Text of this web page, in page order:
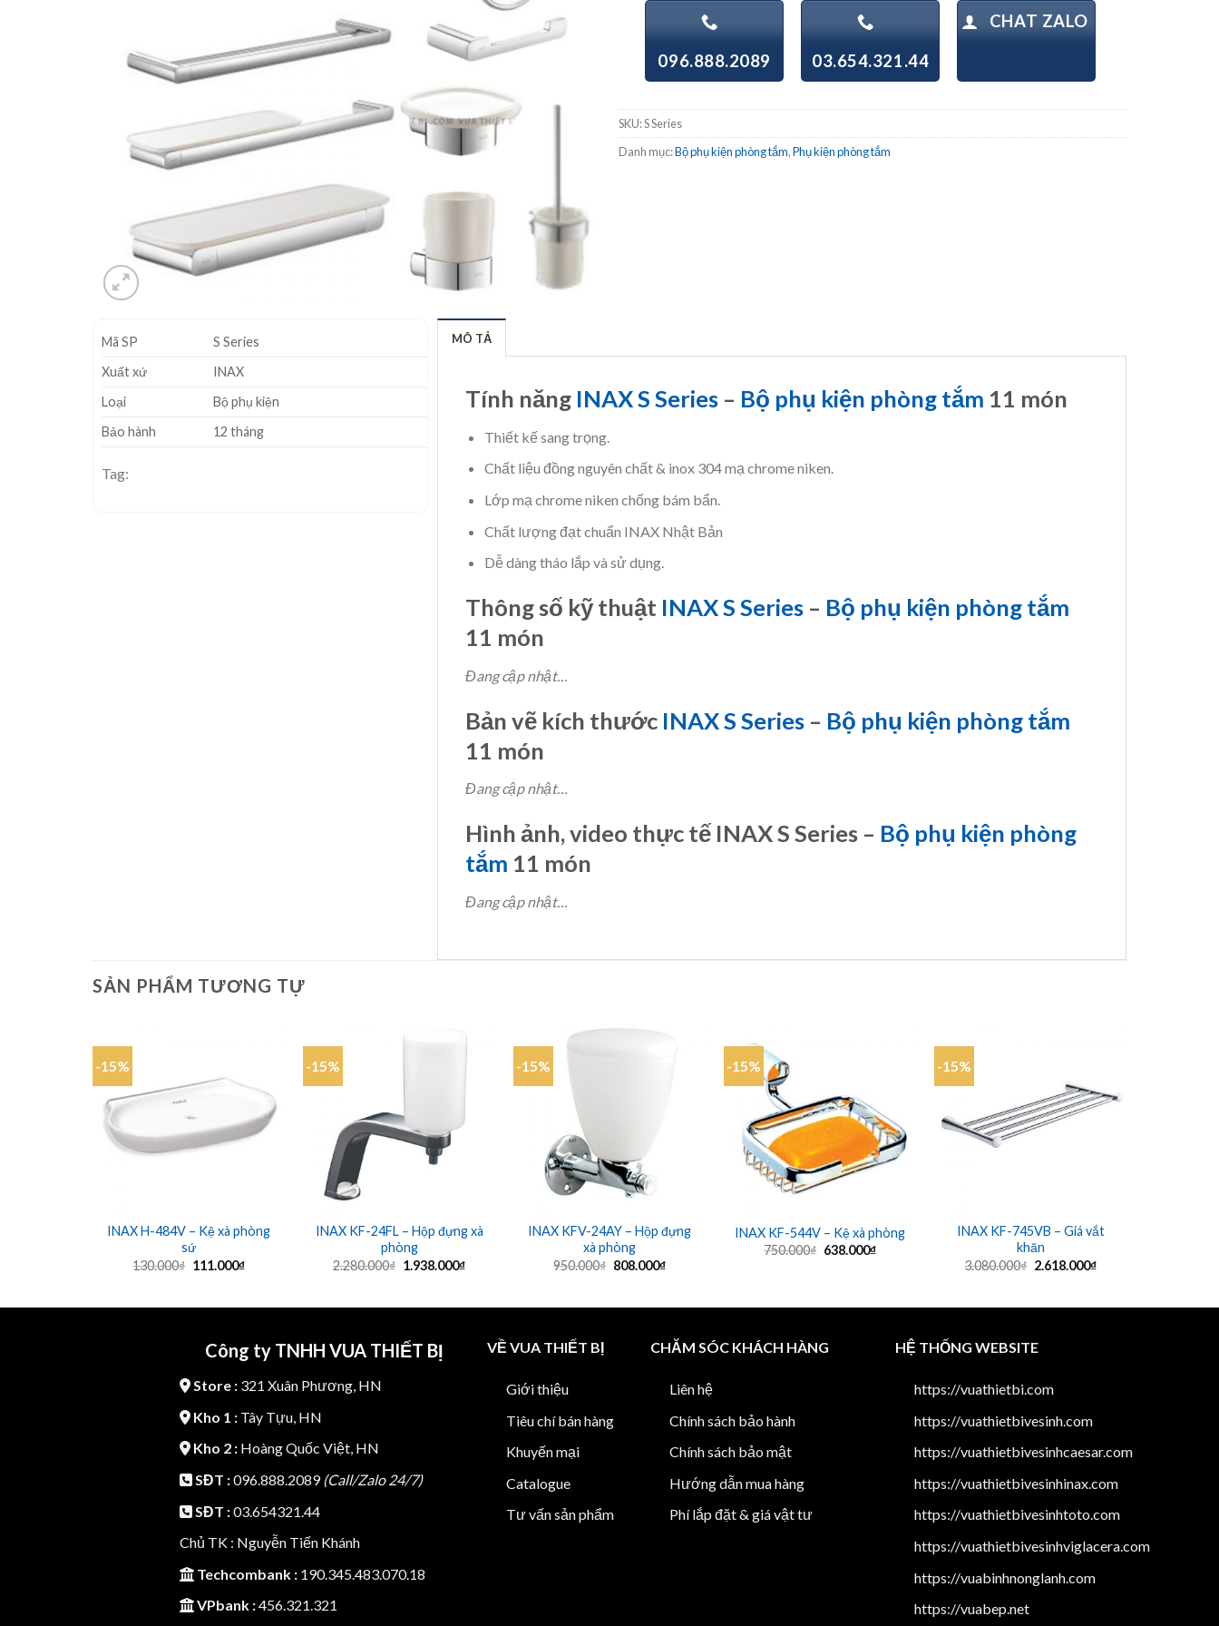
096.888.2089 03.654.321.44
CHAT ZALO
SKU:S Series
Danh mục:Bộ phụ kiện phòng tắm,Phụ kiện phòng tắm
Mã SP
S Series
Xuất xứ
INAX
Loại
Bộ phụ kiện
Bảo hành
12 tháng
Tag:
MÔ TẢ
Tính năng INAX S Series – Bộ phụ kiện phòng tắm 11 món
Thiết kế sang trọng.
Chất liệu đồng nguyên chất & inox 304 mạ chrome niken.
Lớp mạ chrome niken chống bám bẩn.
Chất lượng đạt chuẩn INAX Nhật Bản
Dễ dàng tháo lắp và sử dụng.
Thông số kỹ thuật INAX S Series – Bộ phụ kiện phòng tắm
11 món
Đang cập nhật…
Bản vẽ kích thước INAX S Series – Bộ phụ kiện phòng tắm
11 món
Đang cập nhật…
Hình ảnh, video thực tế INAX S Series – Bộ phụ kiện phòng
tắm 11 món
Đang cập nhật…
SẢN PHẨM TƯƠNG TỰ
-15%
wishlist
INAX H-484V – Kệ xà phòng
sứ
130.000₫ Giá
111.000₫Giá
-15%
INAX KF-24FL – Hộp đựng xà
phòng
2.280.000₫ Giá
1.938.000₫Giá
-15%
INAX KFV-24AY – Hộp đựng
xà phòng
950.000₫ Giá
808.000₫Giá
-15%
wishlist
INAX KF-544V – Kệ xà phòng
750.000₫ Giá
638.000₫Giá
-15%
Add to
wishlist
INAX KF-745VB – Giá vắt
khăn
3.080.000₫ Giá
2.618.000₫Giá
Công ty TNHH VUA THIẾT BỊ
Store :321 Xuân Phương, HN
Kho 1 :Tây Tựu, HN
Kho 2 :Hoàng Quốc Việt, HN
SĐT :096.888.2089 (Call/Zalo 24/7)
SĐT :03.654321.44
Chủ TK : Nguyễn Tiến Khánh
Techcombank :190.345.483.070.18
VPbank :456.321.321
VỀ VUA THIẾT BỊ
Giới thiệu
Tiêu chí bán hàng
Khuyến mại
Catalogue
Tư vấn sản phẩm
CHĂM SÓC KHÁCH HÀNG
Liên hệ
Chính sách bảo hành
Chính sách bảo mật
Hướng dẫn mua hàng
Phí lắp đặt & giá vật tư
HỆ THỐNG WEBSITE
https://vuathietbi.com
https://vuathietbivesinh.com
https://vuathietbivesinhcaesar.com
https://vuathietbivesinhinax.com
https://vuathietbivesinhtoto.com
https://vuathietbivesinhviglacera.com
https://vuabinhnonglanh.com
https://vuabep.net